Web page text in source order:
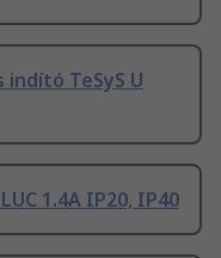
TeSyS U
1.4A IP20, IP40